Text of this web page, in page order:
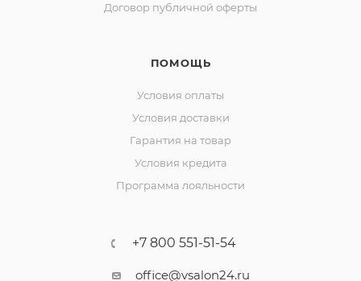
Договор публичной оферты
ПОМОЩЬ
Условия оплаты
Условия доставки
Гарантия на товар
Условия кредита
Программа лояльности
+7 800 551-51-54
office@vsalon24.ru